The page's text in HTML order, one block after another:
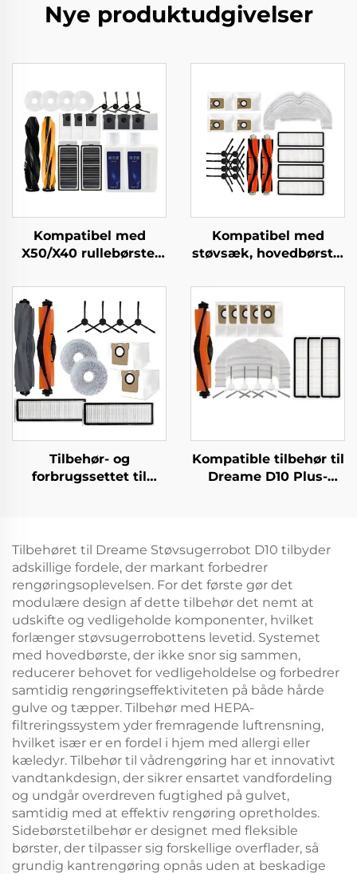
Nye produktudgivelser
Kompatibel med
X50/X40 rullebørste,
rengøringsvæske til
Zhui Mi X50
fejningsrobottilbehør
Kompatibel med
støvsæk, hovedbørste,
klud til Dreame
støvsugertilbehør
L10plus/Z10pro/D10PLUS
Tilbehør- og
forbrugssettet til
Kompatible tilbehør til
Dreame D10 Plus-
kantbørste, støvpose
og forbrugsvarer
Tilbehøret til Dreame Støvsugerrobot D10 tilbyder
adskillige fordele, der markant forbedrer
rengøringsoplevelsen. For det første gør det
modulære design af dette tilbehør det nemt at
udskifte og vedligeholde komponenter, hvilket
forlænger støvsugerrobottens levetid. Systemet
med hovedbørste, der ikke snor sig sammen,
reducerer behovet for vedligeholdelse og forbedrer
samtidig rengøringseffektiviteten på både hårde
gulve og tæpper. Tilbehør med HEPA-
filtreringssystem yder fremragende luftrensning,
hvilket især er en fordel i hjem med allergi eller
kæledyr. Tilbehør til vådrengøring har et innovativt
vandtankdesign, der sikrer ensartet vandfordeling
og undgår overdreven fugtighed på gulvet,
samtidig med at effektiv rengøring opretholdes.
Sidebørstetilbehør er designet med fleksible
børster, der tilpasser sig forskellige overflader, så
grundig kantrengøring opnås uden at beskadige